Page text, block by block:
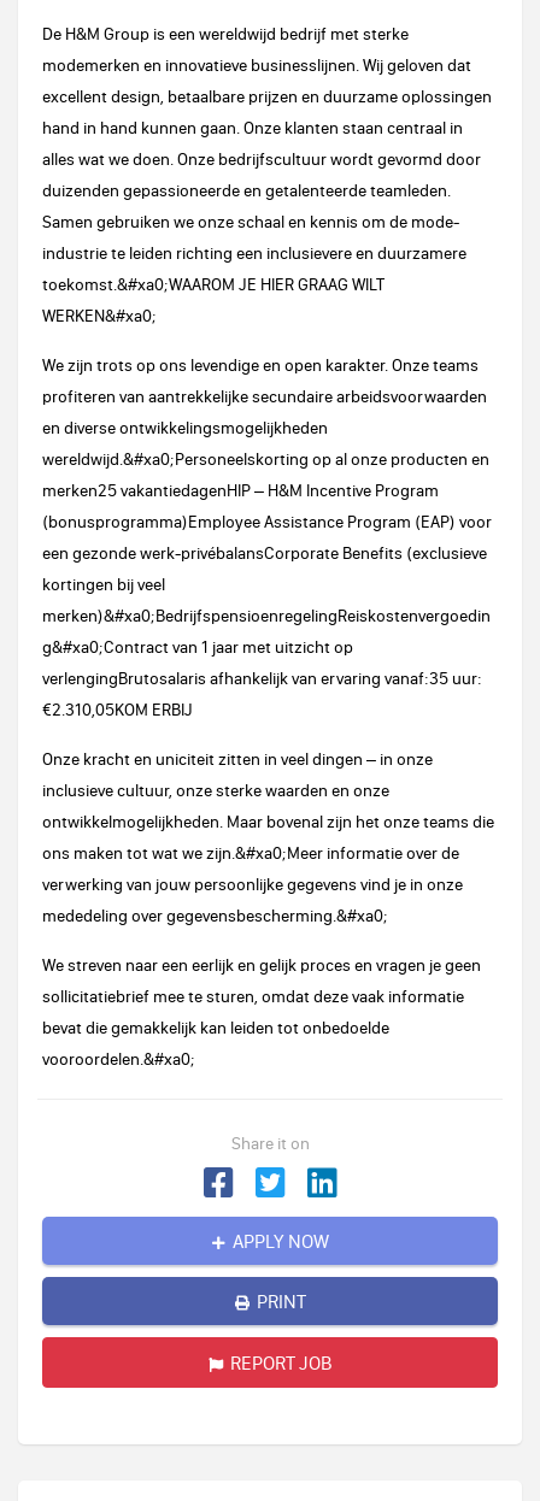
De H&M Group is een wereldwijd bedrijf met sterke
modemerken en innovatieve businesslijnen. Wij geloven dat
excellent design, betaalbare prijzen en duurzame oplossingen
hand in hand kunnen gaan. Onze klanten staan centraal in
alles wat we doen. Onze bedrijfscultuur wordt gevormd door
duizenden gepassioneerde en getalenteerde teamleden.
Samen gebruiken we onze schaal en kennis om de mode-
industrie te leiden richting een inclusievere en duurzamere
toekomst.&#xa0;WAAROM JE HIER GRAAG WILT
WERKEN&#xa0;
We zijn trots op ons levendige en open karakter. Onze teams
profiteren van aantrekkelijke secundaire arbeidsvoorwaarden
en diverse ontwikkelingsmogelijkheden
wereldwijd.&#xa0;Personeelskorting op al onze producten en
merken25 vakantiedagenHIP – H&M Incentive Program
(bonusprogramma)Employee Assistance Program (EAP) voor
een gezonde werk-privébalansCorporate Benefits (exclusieve
kortingen bij veel
merken)&#xa0;BedrijfspensioenregelingReiskostenvergoedin
g&#xa0;Contract van 1 jaar met uitzicht op
verlengingBrutosalaris afhankelijk van ervaring vanaf:35 uur:
€2.310,05KOM ERBIJ
Onze kracht en uniciteit zitten in veel dingen – in onze
inclusieve cultuur, onze sterke waarden en onze
ontwikkelmogelijkheden. Maar bovenal zijn het onze teams die
ons maken tot wat we zijn.&#xa0;Meer informatie over de
verwerking van jouw persoonlijke gegevens vind je in onze
mededeling over gegevensbescherming.&#xa0;
We streven naar een eerlijk en gelijk proces en vragen je geen
sollicitatiebrief mee te sturen, omdat deze vaak informatie
bevat die gemakkelijk kan leiden tot onbedoelde
vooroordelen.&#xa0;
Share it on
APPLY NOW
PRINT
REPORT JOB